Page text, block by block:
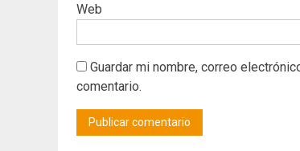
Web
Guardar mi nombre, correo
comentario.